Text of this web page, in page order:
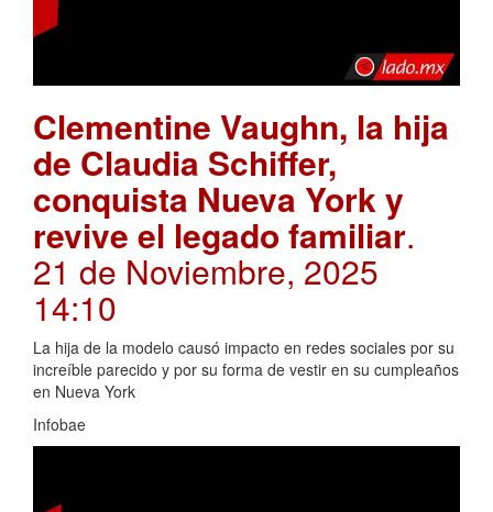
Clementine Vaughn, la hija
de Claudia Schiffer,
conquista Nueva York y
revive el legado familiar.
21 de Noviembre, 2025
14:10
La hija de la modelo causó impacto en redes sociales por su
increíble parecido y por su forma de vestir en su cumpleaños
en Nueva York
Infobae